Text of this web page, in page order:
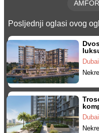
Posljednji oglasi ovog
Dubai
Dubai
Dubai